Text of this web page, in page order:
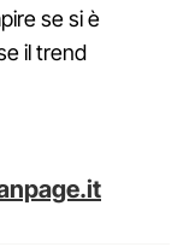
se si è
il trend